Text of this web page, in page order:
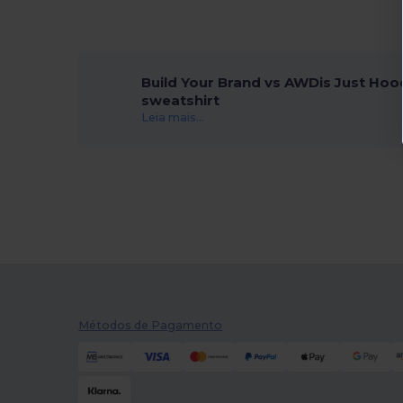
Build Your Brand vs AWDis Just
sweatshirt
Leia mais...
Métodos de Pagamento